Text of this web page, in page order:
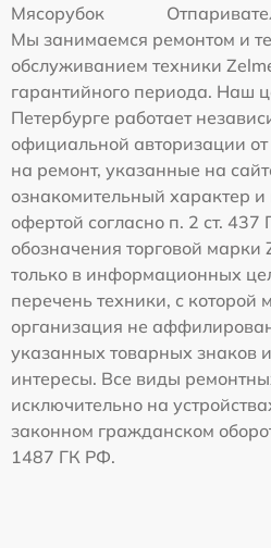
Мясорубок
Мы занимаемся ремонтом и
обслуживанием техники
гарантийного периода. Наш
Петербурге работает
официальной авторизации
на ремонт, указанные на
ознакомительный характер
офертой согласно п. 2 ст.
обозначения торговой
только в информационных
перечень техники, с
организация не
указанных товарных знаков
интересы. Все виды
исключительно на
законном гражданском
1487 ГК РФ.